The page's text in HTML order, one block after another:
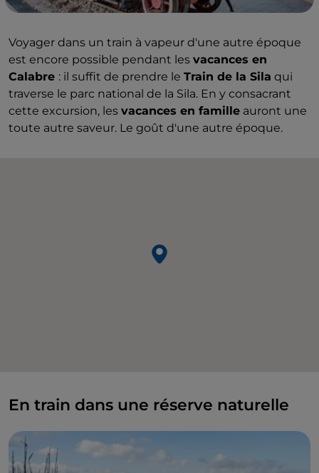
Voyager dans un train à vapeur d'une autre époque
est encore possible pendant les vacances en
Calabre : il suffit de prendre le Train de la Sila qui
traverse le parc national de la Sila. En y consacrant
cette excursion, les vacances en famille auront une
toute autre saveur. Le goût d'une autre époque.
En train dans une réserve naturelle